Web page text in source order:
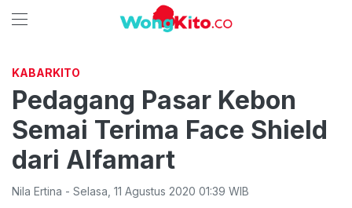
KABARKITO
Pedagang Pasar Kebon
Semai Terima Face Shield
dari Alfamart
Nila Ertina - Selasa 11 Agustus 2020 01:39 WIB